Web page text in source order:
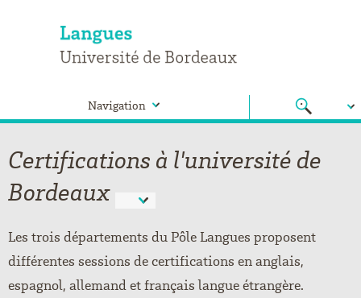
Navigation
Certifications à l'université de
Bordeaux
Les trois départements du Pôle Langues proposent
différentes sessions de certifications en anglais,
espagnol, allemand et français langue étrangère.